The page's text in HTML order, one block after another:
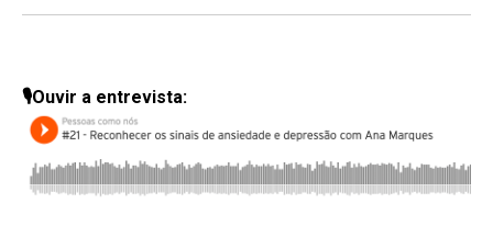
🎙Ouvir a entrevista: